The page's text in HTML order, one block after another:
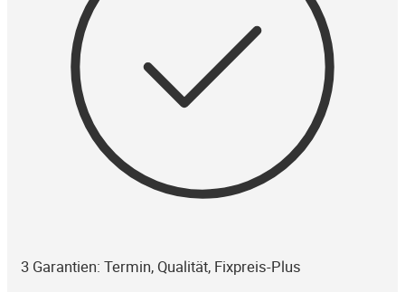
3 Garantien: Termin, Qualität, Fixpreis-Plus